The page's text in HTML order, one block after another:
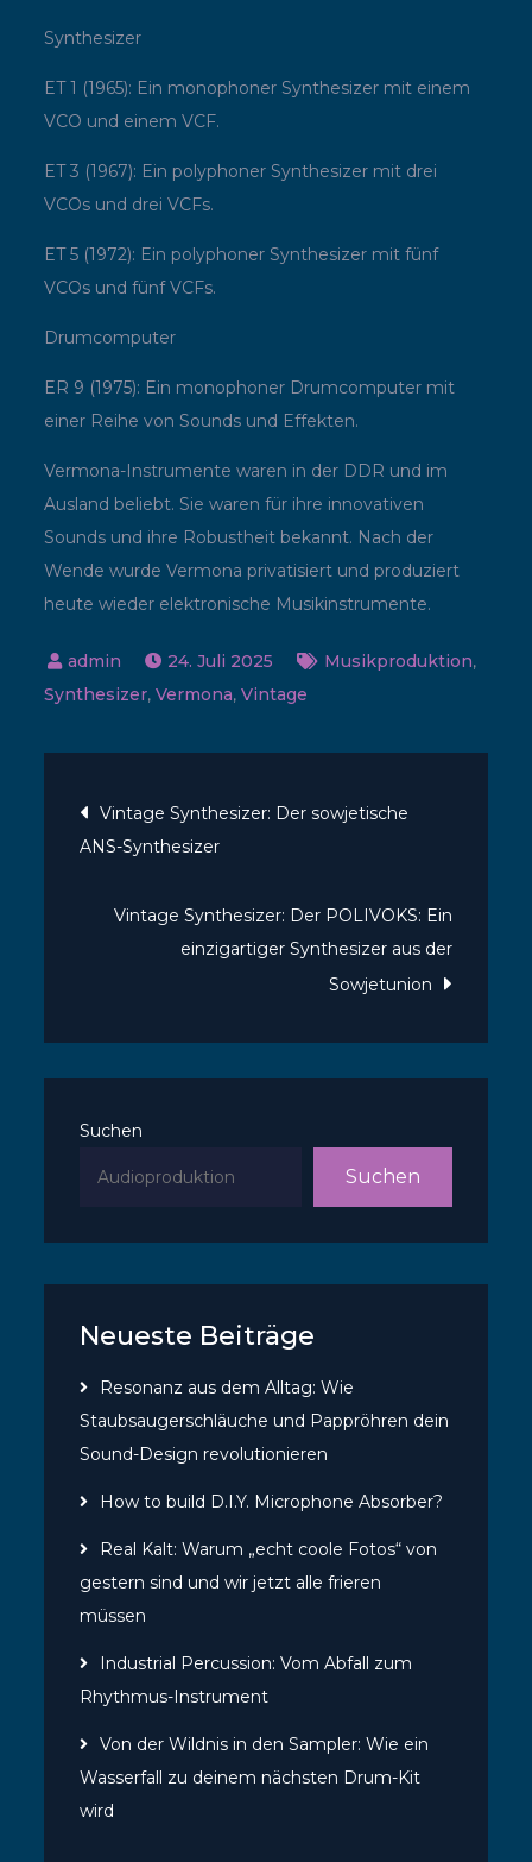
Synthesizer
ET 1 (1965): Ein monophoner Synthesizer mit einem
VCO und einem VCF.
ET 3 (1967): Ein polyphoner Synthesizer mit drei
VCOs und drei VCFs.
ET 5 (1972): Ein polyphoner Synthesizer mit fünf
VCOs und fünf VCFs.
Drumcomputer
ER 9 (1975): Ein monophoner Drumcomputer mit
einer Reihe von Sounds und Effekten.
Vermona-Instrumente waren in der DDR und im
Ausland beliebt. Sie waren für ihre innovativen
Sounds und ihre Robustheit bekannt. Nach der
Wende wurde Vermona privatisiert und produziert
heute wieder elektronische Musikinstrumente.
24. Juli 2025 Musikproduktion,
Synthesizer,Vermona,Vintage
Vintage Synthesizer: Der sowjetische
ANS-Synthesizer
Vintage Synthesizer: Der POLIVOKS: Ein
einzigartiger Synthesizer aus der
Sowjetunion
Suchen
Suchen
Neueste Beiträge
Resonanz aus dem Alltag: Wie
Staubsaugerschläuche und Pappröhren dein
Sound-Design revolutionieren
How to build D.I.Y. Microphone Absorber?
Real Kalt: Warum „echt coole Fotos“ von
gestern sind und wir jetzt alle frieren
müssen
Industrial Percussion: Vom Abfall zum
Rhythmus-Instrument
Von der Wildnis in den Sampler: Wie ein
Wasserfall zu deinem nächsten Drum-Kit
wird